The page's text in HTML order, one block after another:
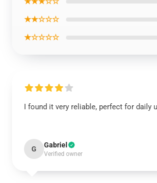
★★☆☆☆
★☆☆☆☆
I found it very reliable, perfect for daily
G Gabriel
Verified owner